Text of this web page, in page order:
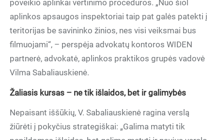
poveikio aplinkai vertinimo procedūros. „Nuo šiol
aplinkos apsaugos inspektoriai taip pat galės patekti į
teritorijas be savininko žinios, nes visi veiksmai bus
filmuojami“, – perspėja advokatų kontoros WIDEN
partnerė, advokatė, aplinkos praktikos grupės vadovė
Vilma Sabaliauskienė.
Žaliasis kursas – ne tik išlaidos, bet ir galimybės
Nepaisant iššūkių, V. Sabaliauskienė ragina verslą
žiūrėti į pokyčius strategiškai: „Galima matyti tik